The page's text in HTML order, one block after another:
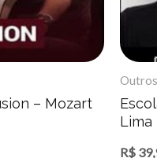
– Mozart
Outros
Lima
R$